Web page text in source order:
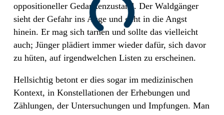
oppositioneller Gedankenzustand. Der Waldgänger
sieht der Gefahr ins Auge und geht in die Angst
hinein. Er mag sich tarnen und sollte das vielleicht
auch; Jünger plädiert immer wieder dafür, sich davor
zu hüten, auf irgendwelchen Listen zu erscheinen.
Hellsichtig betont er dies sogar im medizinischen
Kontext, in Konstellationen der Erhebungen und
Zählungen, der Untersuchungen und Impfungen. Man